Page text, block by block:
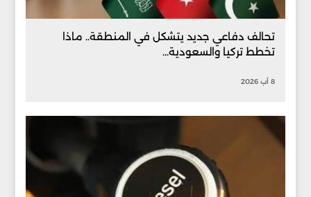
تحالف دفاعي جديد يتشكل في المنطقة.. ماذا
تخطط تركيا والسعودية...
8 آب 2026